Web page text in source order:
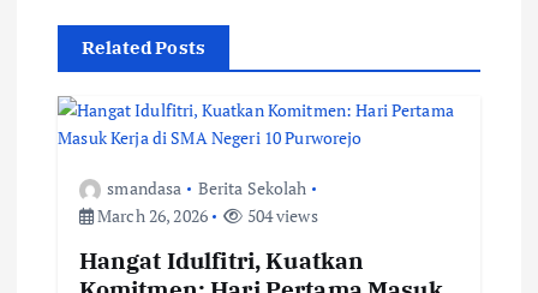
g
a
Related Posts
smandasa
Berita Sekolah
March 26, 2026
504 views
Hangat Idulfitri, Kuatkan